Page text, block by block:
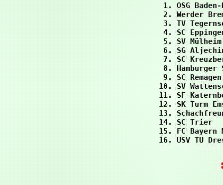
1. OSG
2. Werder
3. TV
4. SC
5. SV
6. SG
7. SC
8.
9. SC
10. SV
11. SF
12. SK Turm
13.
14. SC
15. FC